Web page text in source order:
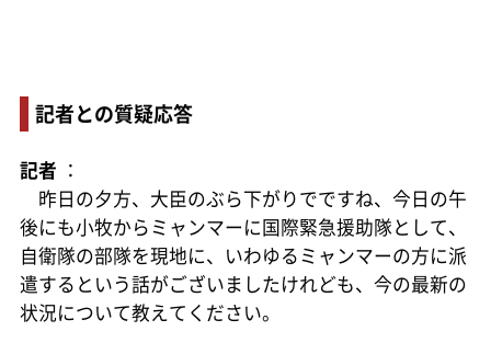
記者との質疑応答
記者 ：
昨日の夕方、大臣のぶら下がりでですね、今日の午
後にも小牧からミャンマーに国際緊急援助隊として、
自衛隊の部隊を現地に、いわゆるミャンマーの方に派
遣するという話がございましたけれども、今の最新の
状況について教えてください。